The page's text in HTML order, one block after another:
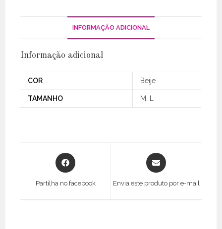
INFORMAÇÃO ADICIONAL
Informação adicional
COR Beije
TAMANHO M, L
Opens
in
Partilha no facebook
Opens
in
Envia este produto por e-mail